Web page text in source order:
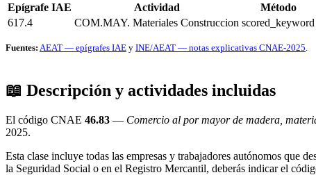
Epígrafe IAE Actividad
Método
617.4
COM.MAY. Materiales Construccion scored_keyword
Fuentes: AEAT — epígrafes IAE y INE/AEAT — notas explicativas CNAE-2025
📖 Descripción y actividades incluidas
El código CNAE 46.83 — Comercio al por mayor de madera,
2025.
Esta clase incluye todas las empresas y trabajadores autónomos que
la Seguridad Social o en el Registro Mercantil, deberás indicar el